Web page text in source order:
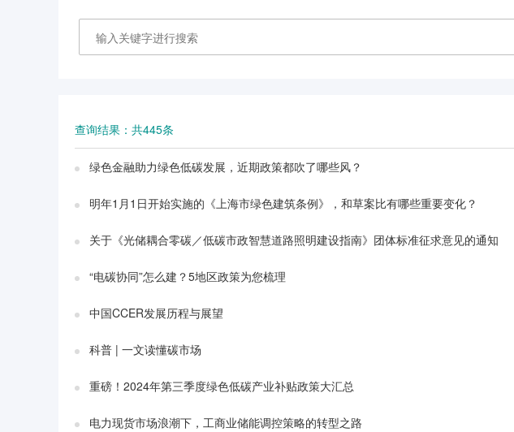
查询结果：共445条
绿色金融助力绿色低碳发展，近期政策都吹了哪些风？
明年1月1日开始实施的《上海市绿色建筑条例》，和草案比有哪些重要变化？
关于《光储耦合零碳／低碳市政智慧道路照明建设指南》团体标准征求意见的通知
“电碳协同”怎么建？5地区政策为您梳理
中国CCER发展历程与展望
科普 | 一文读懂碳市场
重磅！2024年第三季度绿色低碳产业补贴政策大汇总
电力现货市场浪潮下，工商业储能调控策略的转型之路